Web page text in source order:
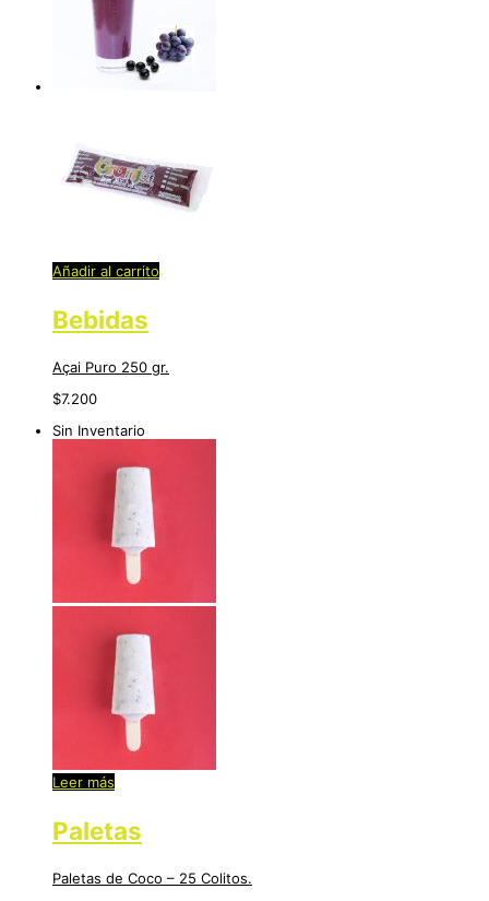
Añadir al carrito
Bebidas
Açai Puro 250 gr.
$7.200
Sin Inventario
Leer más
Paletas
Paletas de Coco – 25 Colitos.